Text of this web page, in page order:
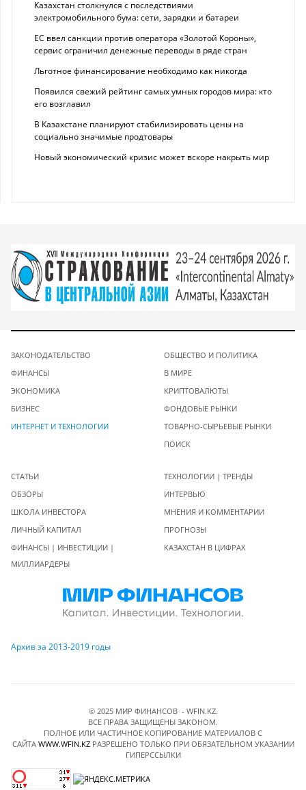
Казахстан столкнулся с последствиями
электромобильного бума: сети, зарядки и батареи
ЕС ввел санкции против оператора «Золотой Короны»,
сервис ограничил денежные переводы в ряде стран
Льготное финансирование необходимо как никогда
Появился свежий рейтинг самых умных городов мира: кто
его возглавил
В Казахстане планируют стабилизировать цены на
социально значимые продтовары
Новый экономический кризис может вскоре накрыть мир
ЗАКОНОДАТЕЛЬСТВО
ФИНАНСЫ
ЭКОНОМИКА
БИЗНЕС
ИНТЕРНЕТ И ТЕХНОЛОГИИ
ОБЩЕСТВО И ПОЛИТИКА
В МИРЕ
КРИПТОВАЛЮТЫ
ФОНДОВЫЕ РЫНКИ
ТОВАРНО-СЫРЬЕВЫЕ РЫНКИ
ПОИСК
СТАТЬИ
ОБЗОРЫ
ШКОЛА ИНВЕСТОРА
ЛИЧНЫЙ КАПИТАЛ
ФИНАНСЫ | ИНВЕСТИЦИИ |
МИЛЛИАРДЕРЫ
ТЕХНОЛОГИИ | ТРЕНДЫ
ИНТЕРВЬЮ
МНЕНИЯ И КОММЕНТАРИИ
ПРОГНОЗЫ
КАЗАХСТАН В ЦИФРАХ
Архив за 2013-2019 годы
© 2025 МИР ФИНАНСОВ - WFIN.KZ.
ВСЕ ПРАВА ЗАЩИЩЕНЫ ЗАКОНОМ.
ПОЛНОЕ ИЛИ ЧАСТИЧНОЕ КОПИРОВАНИЕ МАТЕРИАЛОВ C
САЙТА WWW.WFIN.KZРАЗРЕШЕНО ТОЛЬКО ПРИ ОБЯЗАТЕЛЬНОМ УКАЗАНИИ
ГИПЕРССЫЛКИ